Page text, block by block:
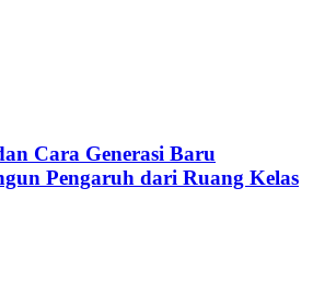
Cara Generasi Baru
Pengaruh dari Ruang Kelas